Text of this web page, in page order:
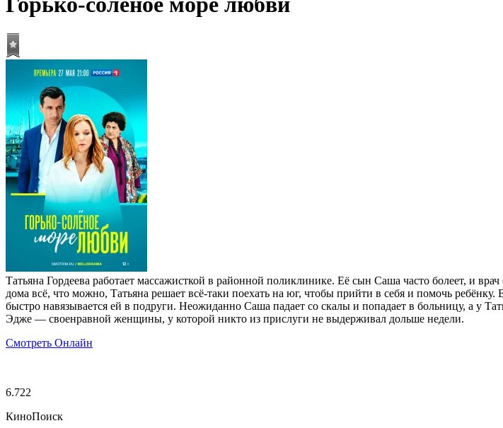
Татьяна Гордеева работает массажисткой в районной поликлинике. Её сын Саша часто болеет, и
дома всё, что можно, Татьяна решает всё-таки поехать на юг, чтобы прийти в себя и помочь
быстро навязывается ей в подруги. Неожиданно Саша падает со скалы и попадает в больницу, а у
Эдже — своенравной женщины, у которой никто из прислуги не выдерживал дольше недели.
Смотреть Онлайн
6.722
КиноПоиск